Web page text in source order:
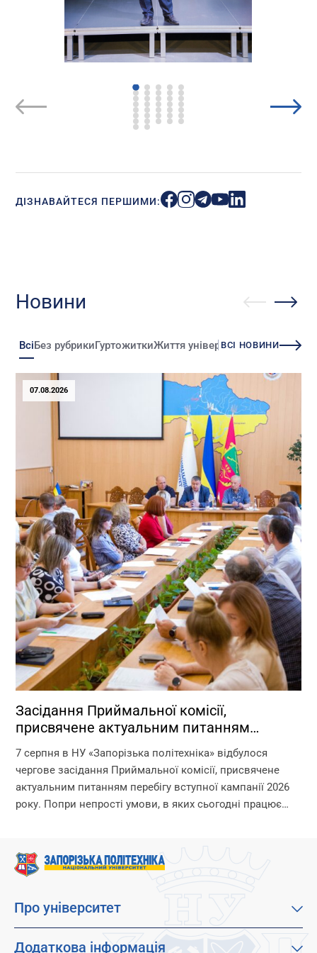
ДІЗНАВАЙТЕСЯ ПЕРШИМИ:
Новини
ВсіБез рубрикиГуртожиткиЖиття університетуЗміни
ВСІ НОВИНИ
07.08.2026
Засідання Приймальної комісії,
присвячене актуальним питанням
перебігу вступної кампанії 2026 року
7 серпня в НУ «Запорізька політехніка» відбулося
чергове засідання Приймальної комісії, присвячене
актуальним питанням перебігу вступної кампанії 2026
року. Попри непрості умови, в яких сьогодні працює
Про університет
Місія, візія та цінності
Додаткова інформація